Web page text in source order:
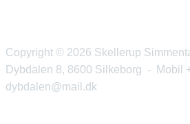
Copyright © 2026 Skellerup
Dybdalen 8, 8600 Silkeborg - Mobil
dybdalen@mail.dk